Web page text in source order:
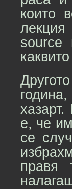
които
source
е, че
се
правя